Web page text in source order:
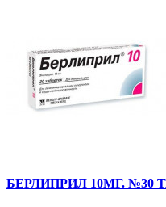
БЕРЛИПРИЛ 10МГ. №30